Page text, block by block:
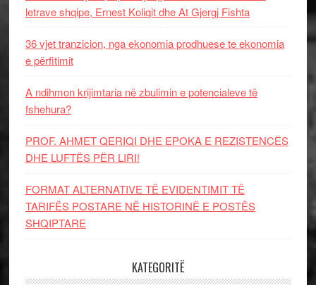
letrave shqipe, Ernest Koliqit dhe At Gjergj Fishta
36 vjet tranzicion, nga ekonomia prodhuese te ekonomia
e përfitimit
A ndihmon krijimtaria në zbulimin e potencialeve të
fshehura?
PROF. AHMET QERIQI DHE EPOKA E REZISTENCЁS
DHE LUFTЁS PЁR LIRI!
FORMAT ALTERNATIVE TË EVIDENTIMIT TË
TARIFËS POSTARE NË HISTORINË E POSTËS
SHQIPTARE
KATEGORITË